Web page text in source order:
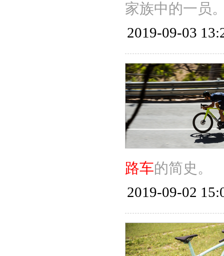
家族中的一员
2019-09-03
路车的简史。
2019-09-02